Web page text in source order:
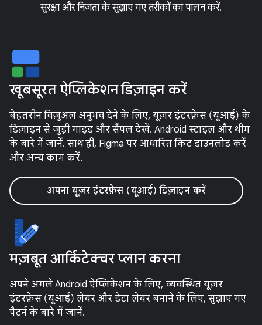
सुरक्षा और निजता के सुझाए गए तरीकों का पालन करें.
खूबसूरत ऐप्लिकेशन डिज़ाइन करें
बेहतरीन विज़ुअल अनुभव देने के लिए, यूज़र इंटरफ़ेस (यूआई) के
डिज़ाइन से जुड़ी गाइड और सैंपल देखें. Android स्टाइल और थीम
के बारे में जानें. साथ ही, Figma पर आधारित किट डाउनलोड करें
और अन्य काम करें.
अपना यूज़र इंटरफ़ेस (यूआई) डिज़ाइन करें
मज़बूत आर्किटेक्चर प्लान करना
अपने अगले Android ऐप्लिकेशन के लिए, व्यवस्थित यूज़र
इंटरफ़ेस (यूआई) लेयर और डेटा लेयर बनाने के लिए, सुझाए गए
पैटर्न के बारे में जानें.